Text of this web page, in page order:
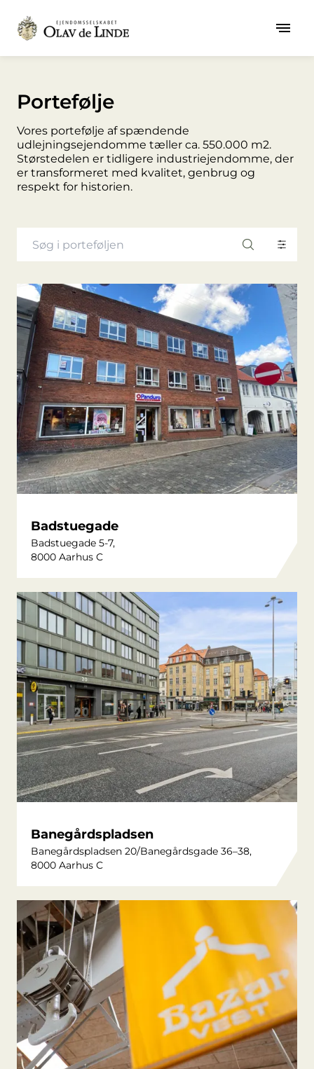
Portefølje
Vores portefølje af spændende
udlejningsejendomme tæller ca. 550.000 m2.
Størstedelen er tidligere industriejendomme, der
er transformeret med kvalitet, genbrug og
respekt for historien.
Badstuegade
Badstuegade 5-7,
8000 Aarhus C
Banegårdspladsen
Banegårdspladsen 20/Banegårdsgade 36–38,
8000 Aarhus C